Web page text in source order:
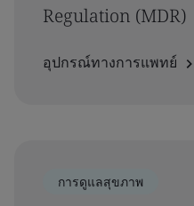
Regulation (MDR)
อุปกรณ์ทางการแพทย์
การดูแลสุขภาพ